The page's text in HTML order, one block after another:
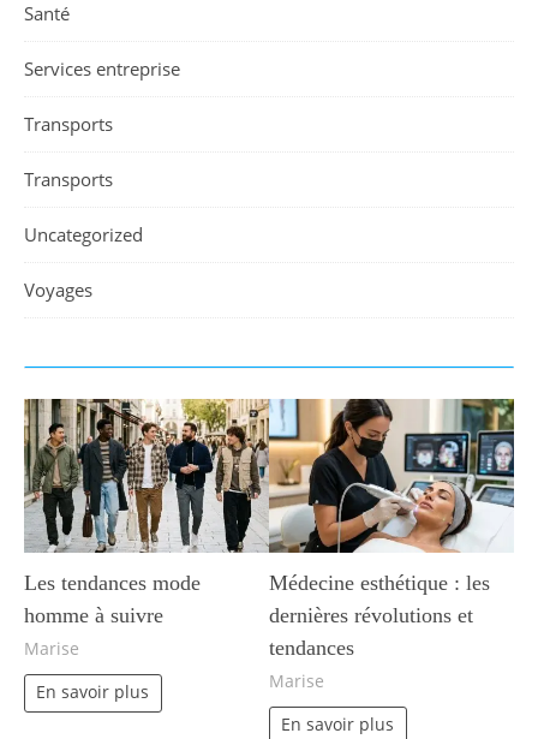
Santé
Services entreprise
Transports
Transports
Uncategorized
Voyages
Les tendances mode
homme à suivre
Marise
En savoir plus
Médecine esthétique : les
dernières révolutions et
tendances
Marise
En savoir plus